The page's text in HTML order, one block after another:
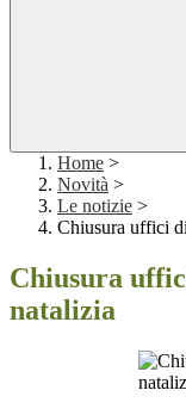
Home >
Novità >
Le notizie >
Chiusura uffici
Chiusura
natalizia